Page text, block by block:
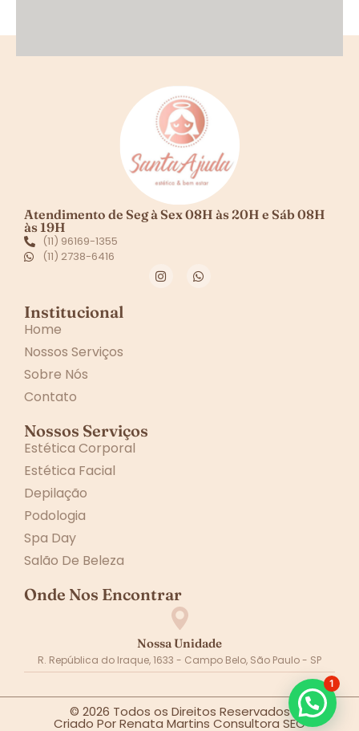
às 19H
(11) 96169-1355
(11) 2738-6416
Institucional
Home
Nossos Serviços
Sobre Nós
Contato
Nossos Serviços
Estética Facial
Spa Day
Onde Nos Encontrar
1